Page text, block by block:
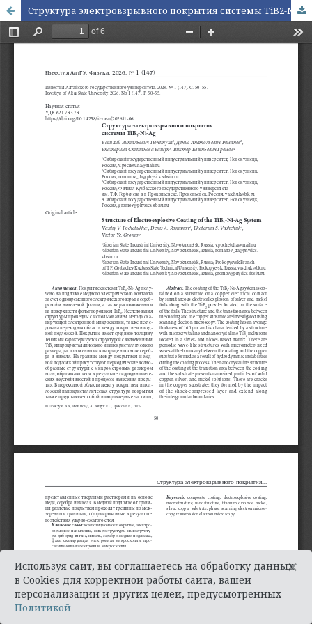
Структура электровзрывного покрытия системы TiB2-Ni-Ag
Используя сайт, вы соглашаетесь на обработку данных
в Cookies для корректной работы сайта, вашей
персонализации и других целей, предусмотренных
Политикой
×